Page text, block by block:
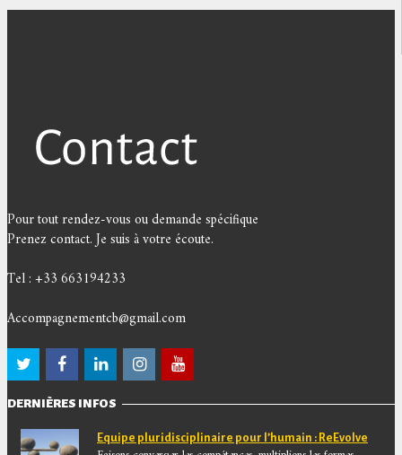
Pour tout rendez-vous ou demande spécifique
Prenez contact. Je suis à votre écoute.
Tel : +33 663194233
Accompagnementcb@gmail.com
DERNIÈRES INFOS
Equipe pluridisciplinaire pour l’humain : ReEvolve